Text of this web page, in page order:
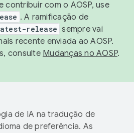
contribuir com o AOSP, use
. A ramificação de
release sempre vai
recente enviada ao AOSP.
consulte Mudanças no AOSP.
de IA na tradução de
de preferência. As